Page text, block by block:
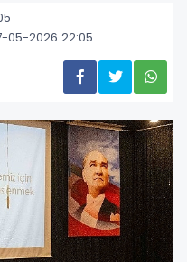
05-2026 22:05